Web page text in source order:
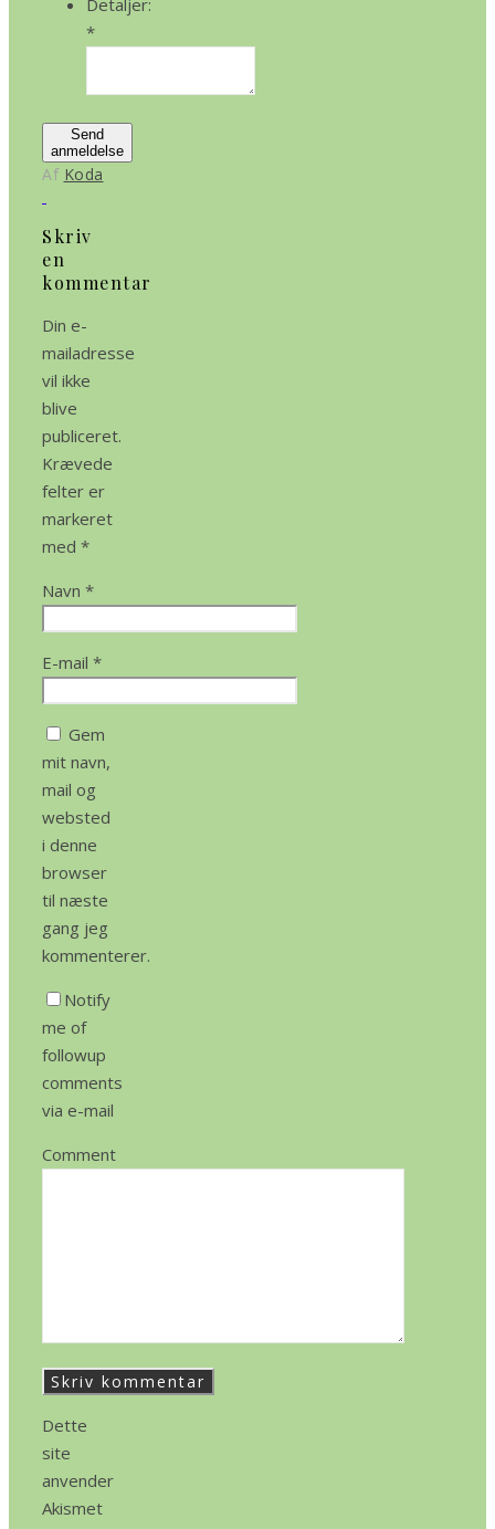
Detaljer:
*
Send
anmeldelse
Af Koda
Skriv
en
kommentar
Din e-
mailadresse
vil ikke
blive
publiceret.
Krævede
felter er
markeret
med *
Navn *
E-mail *
Gem
mit navn,
mail og
websted
i denne
browser
til næste
gang jeg
kommenterer.
Notify
me of
followup
comments
via e-mail
Comment
Dette
site
anvender
Akismet